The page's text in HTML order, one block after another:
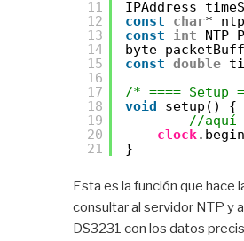
11
12
13
14
15
16
17
18
19
20
21
IPAddress
const
char*
const
int
byte
const double
/* ==== Setup
void
setup() {
//aquí
clock
}
Esta es la función que hace
consultar al servidor NTP y
DS3231 con los datos